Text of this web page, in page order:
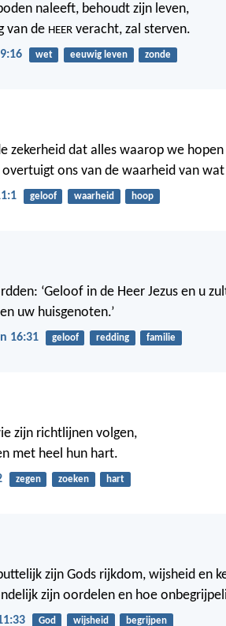
naleeft, behoudt zijn leven,
van de HEER veracht, zal sterven.
wet eeuwig leven zonde
zekerheid dat alles waarop we
ons van de waarheid van
geloof waarheid hoop
‘Geloof in de Heer Jezus en u
uw huisgenoten.’
16:31 geloof redding familie
zijn richtlijnen volgen,
met heel hun hart.
zegen zoeken hart
zijn Gods rijkdom, wijsheid en
zijn oordelen en hoe
God wijsheid begrijpen